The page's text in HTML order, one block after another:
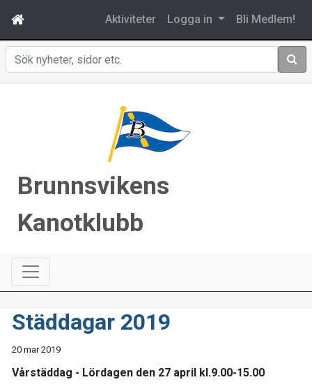
Aktiviteter Logga in Bli Medlem!
Sök
Brunnsvikens
Kanotklubb
Städdagar 2019
20 mar 2019
Vårstäddag - Lördagen den 27 april kl.9.00-15.00